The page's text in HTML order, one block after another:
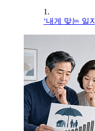
1.
‘내게 맞는 일